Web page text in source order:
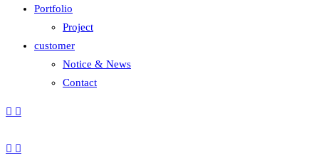
Portfolio
Project
customer
Notice & News
Contact